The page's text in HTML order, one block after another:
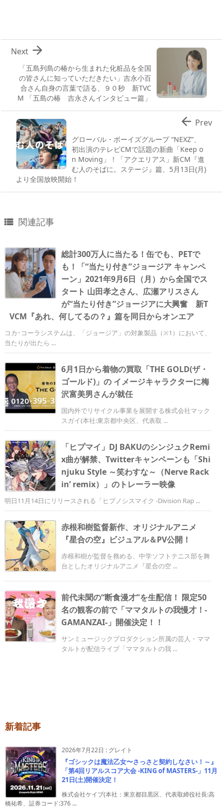
「五島列島の椿から生まれた化粧品を全国
の皆さんに知っていただきたい」吉永小百
合さん自身の言葉で語る、９０秒 新TVC
M 「五島の椿 吉永さんインタビュー篇」

Next
グローバル・ボーイズグループ “NEXZ”、
初出演のテレビCMで話題の新曲「Keep o
n Moving」！「アクエリアス」新CM『進
む人のそばに。ステージ』篇、5月13日(月)
より全国放映開始！
 Prev
 関連記事
総計300万人に当たる！缶でも、PETで
も！「“当たり付き”ジョージア キャンペ
ーン」2021年9月6日（月）から全国でス
タート 山田孝之さん、広瀬アリスさん
が“当たり付き”ジョージアに大興奮 新T
VCM『あれ、何してるの？』篇を同日からオンエア
コカ･コーラシステムは、「ジョージア」の対象製品（※1）において、
当たりが出たら ...
6月1日から着物の買取「THE GOLD(ザ・
ゴールド)」の イメージキャラクターに梅
沢富美男さんが就任
国内外でリサイクル事業を展開する株式会社マック
スガイ(本社:東京都中央区、代表取 ...
「ヒプマイ」DJ BAKUのシンジュクRemi
x曲が解禁、Twitterキャンペーンも「Shi
njuku Style ～笑わすな～（Nerve Rack
in’ remix）」のトレーラー映像
明日11月14日にリリースされる「ヒプノシスマイク -Division Rap ...
赤根和樹監督新作、オリジナルアニメ
『星合の空』ビジュアル＆PV公開！
赤根和樹が監督を務める、中学ソフトテニス部を舞
台としたオリジナルアニメ『星合の空 ...
前代未聞の“断食漫才”を生配信！ 限定50
名の観客の前で「ママタルトの我慢才！-
GAMANZAI-」開催決定！！
サンミュージックプロダクション所属の芸人・ママ
タルトが配信ライブ「ママタルトの我 ...
新着記事
2026年7月22日 : グレイト
『ゴシックは魔法乙女〜さっさと契約しなさい！～』
「第4回リアルスコア大会 -KING of MASTERS-」11月
21日(土)開催決定！
株式会社ケイブ(本社：東京都目黒区、代表取締役社長:高
橋祐希、証券コード:376 ...